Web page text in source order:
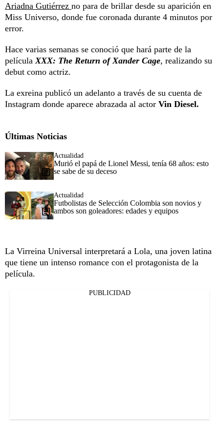
Ariadna Gutiérrez no para de brillar desde su aparición en
Miss Universo, donde fue coronada durante 4 minutos por
error.
Hace varias semanas se conoció que hará parte de la
película XXX: The Return of Xander Cage, realizando su
debut como actriz.
La exreina publicó un adelanto a través de su cuenta de
Instagram donde aparece abrazada al actor Vin Diesel.
Últimas Noticias
Actualidad
Murió el papá de Lionel Messi, tenía 68 años: esto
se sabe de su deceso
Actualidad
Futbolistas de Selección Colombia son novios y
ambos son goleadores: edades y equipos
La Virreina Universal interpretará a Lola, una joven latina
que tiene un intenso romance con el protagonista de la
película.
PUBLICIDAD